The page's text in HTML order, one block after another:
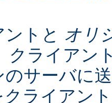
トと オリ
クライアン
のサーバに
クライアン